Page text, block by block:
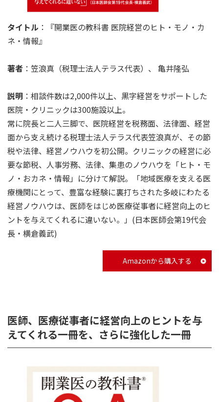
タイトル ：『開業医の教科書 医院経営のヒト・モノ・カ
ネ・情報』
著者 ：笠浪真（税理士法人テラス代表）、 亀井隆弘
説明 ：相談件数は2,000件以上、黒字経営をサポートした
医院・クリニックは300施設以上。
常に院長と二人三脚で、医院経営を税務面、法律面、経営
面から支え続ける税理士法人テラス代表笠浪真が、その節
税や法律、経営ノウハウを初公開。クリニックの経営に必
要な節税、人事労務、法律、集患のノウハウを「ヒト・モ
ノ・おカネ・情報」に分けて解説。「地域医療を支える医
療機関にとって、豊富な経験に裏打ちされた多岐にわたる
経営ノウハウは、医師をはじめ医療従事者に経営向上のヒ
ントを与えてくれるに違いない。」(日本医師会第19代会
長・横倉義武)
Amazonから購入する
医師、医療従事者に経営向上のヒントを与
えてくれる一冊を、さらに強化した一冊